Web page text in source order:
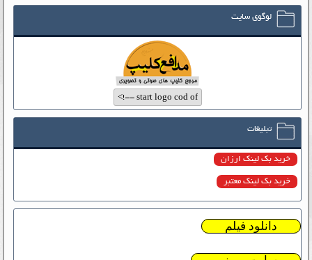
لوگوی سایت
تبلیغات
خرید بک لینک ارزان
خرید بک لینک معتبر
دانلود فیلم